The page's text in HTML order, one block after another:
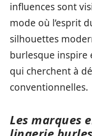
influences sont
mode où l’esprit
silhouettes
burlesque inspire
qui cherchent à
conventionnelles.
Les marques